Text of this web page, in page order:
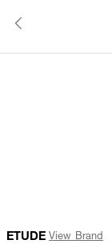
ETUDE View Brand